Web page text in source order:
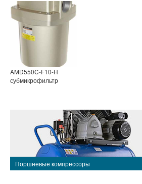
AMD550C-F10-H
субмикрофильтр
Поршневые компрессоры